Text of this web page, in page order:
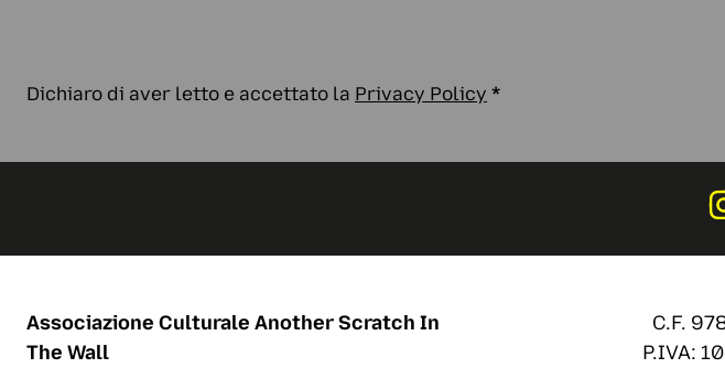
Dichiaro di aver letto e accettato la Privacy Policy *
Associazione Culturale Another Scratch In
The Wall
C.F.
P.IVA: